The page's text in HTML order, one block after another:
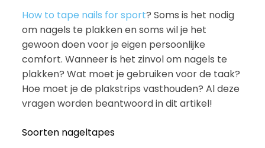
How to tape nails for sport? Soms is het nodig
om nagels te plakken en soms wil je het
gewoon doen voor je eigen persoonlijke
comfort. Wanneer is het zinvol om nagels te
plakken? Wat moet je gebruiken voor de taak?
Hoe moet je de plakstrips vasthouden? Al deze
vragen worden beantwoord in dit artikel!
Soorten nageltapes